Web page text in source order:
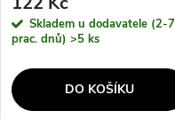
Skladem u dodavatele (2-7
prac. dnů) >5 ks
DO KOŠÍKU